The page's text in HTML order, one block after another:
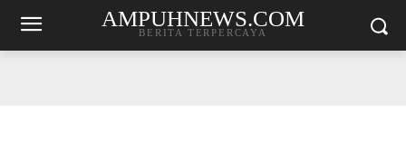
AMPUHNEWS.COM
BERITA TERPERCAYA